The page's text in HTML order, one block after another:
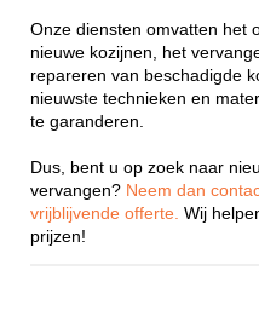
Onze diensten omvatten het
nieuwe kozijnen, het
repareren van beschadigde
nieuwste technieken en
te garanderen.
Dus, bent u op zoek naar
vervangen? Neem dan
vrijblijvende offerte. Wij
prijzen!